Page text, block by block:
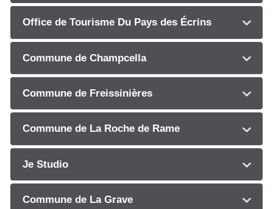
Office de Tourisme Du Pays des Écrins
Commune de Champcella
Commune de Freissinières
Commune de La Roche de Rame
Je Studio
Commune de La Grave